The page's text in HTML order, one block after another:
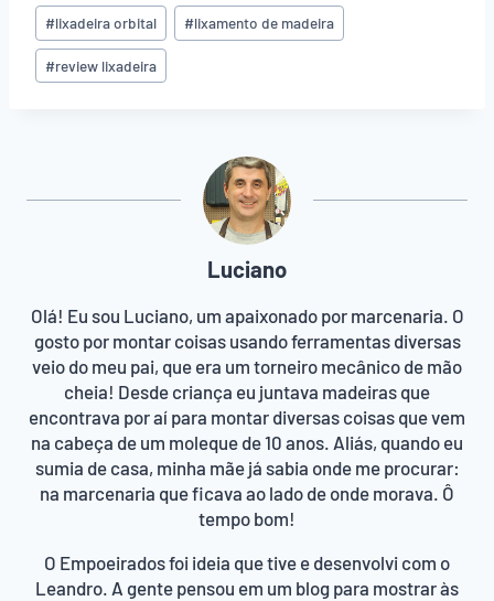
o
P
o
s
#lixadeira orbital #lixamento de madeira
#review lixadeira
Luciano
Olá! Eu sou Luciano, um apaixonado por marcenaria. O
gosto por montar coisas usando ferramentas diversas
veio do meu pai, que era um torneiro mecânico de mão
cheia! Desde criança eu juntava madeiras que
encontrava por aí para montar diversas coisas que vem
na cabeça de um moleque de 10 anos. Aliás, quando eu
sumia de casa, minha mãe já sabia onde me procurar:
na marcenaria que ficava ao lado de onde morava. Ô
tempo bom!
O Empoeirados foi ideia que tive e desenvolvi com o
Leandro. A gente pensou em um blog para mostrar às